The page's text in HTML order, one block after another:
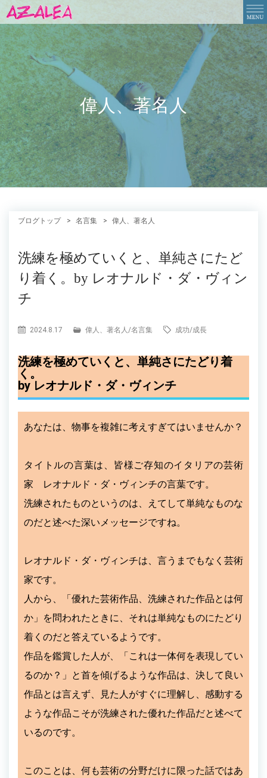
偉人、著名人
ブログトップ 名言集 偉人、著名人
洗練を極めていくと、単純さにたど
り着く。by レオナルド・ダ・ヴィン
チ
2024.8.17 偉人、著名人 /名言集 成功/成長
洗練を極めていくと、単純さにたどり着
く。
by レオナルド・ダ・ヴィンチ
あなたは、物事を複雑に考えすぎてはいませんか？
タイトルの言葉は、皆様ご存知のイタリアの芸術
家 レオナルド・ダ・ヴィンチの言葉です。
洗練されたものというのは、えてして単純なものな
のだと述べた深いメッセージですね。
レオナルド・ダ・ヴィンチは、言うまでもなく芸術
家です。
人から、「優れた芸術作品、洗練された作品とは何
か」を問われたときに、それは単純なものにたどり
着くのだと答えているようです。
作品を鑑賞した人が、「これは一体何を表現してい
るのか？」と首を傾げるような作品は、決して良い
作品とは言えず、見た人がすぐに理解し、感動する
ような作品こそが洗練された優れた作品だと述べて
いるのです。
このことは、何も芸術の分野だけに限った話ではあ